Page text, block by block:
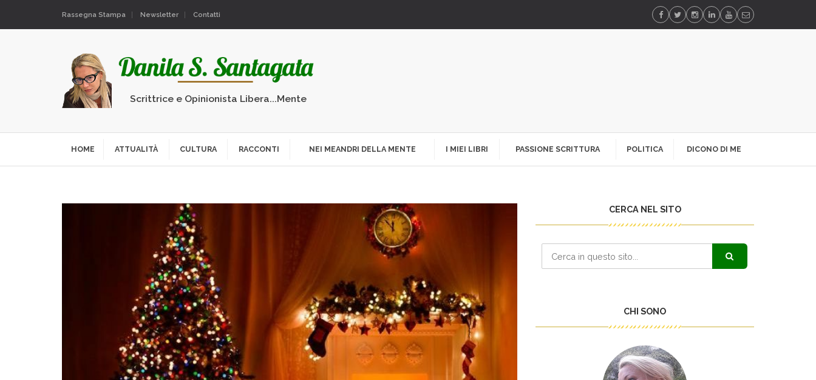
Rassegna Stampa Newsletter Contatti
Scrittrice e Opinionista Libera...Mente
HOME ATTUALITÀ CULTURA RACCONTI NEI MEANDRI DELLA MENTE I MIEI LIBRI PASSIONE SCRITTURA POLITICA DICONO DI ME
CERCA NEL SITO
CHI SONO